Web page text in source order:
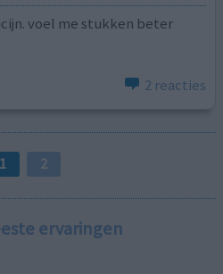
voel me stukken beter
2 reacties
1 2
ervaringen